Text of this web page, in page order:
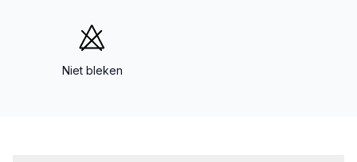
Niet bleken